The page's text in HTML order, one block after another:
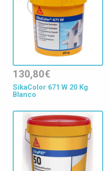
130,80€
SikaColor 671 W 20 Kg
Blanco